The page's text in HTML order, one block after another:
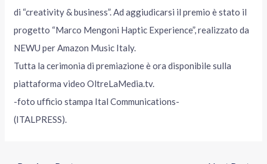
di “creativity & business”. Ad aggiudicarsi il premio è stato il
progetto “Marco Mengoni Haptic Experience”, realizzato da
NEWU per Amazon Music Italy.
Tutta la cerimonia di premiazione è ora disponibile sulla
piattaforma video OltreLaMedia.tv.
-foto ufficio stampa Ital Communications-
(ITALPRESS).